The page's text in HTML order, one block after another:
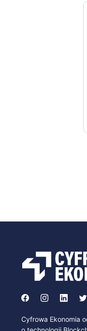
Cyfrowa Ekonomia